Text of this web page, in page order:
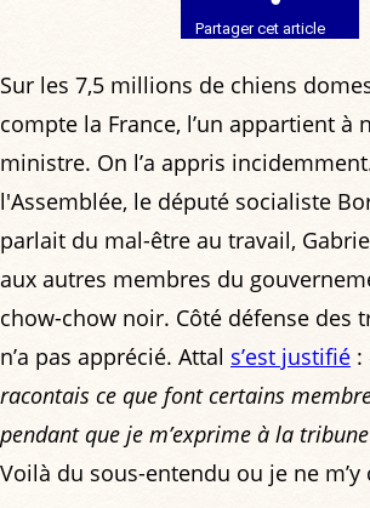
Partager cet article
Sur les 7,5 millions de chiens
compte la France, l’un appartient à
ministre. On l’a appris
l'Assemblée, le député socialiste
parlait du mal-être au travail,
aux autres membres du
chow-chow noir. Côté défense des
n’a pas apprécié. Attal s’est justifié :
racontais ce que font certains
pendant que je m’exprime à la tribune
Voilà du sous-entendu ou je ne m’y